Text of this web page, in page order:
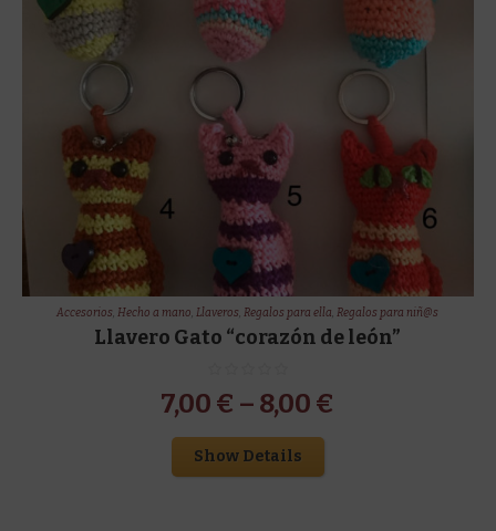
Accesorios,Hecho a mano,Llaveros,Regalos para ella,Regalos para niñ@s
Llavero Gato “corazón de león”
7,00 € – 8,00 €
Show Details